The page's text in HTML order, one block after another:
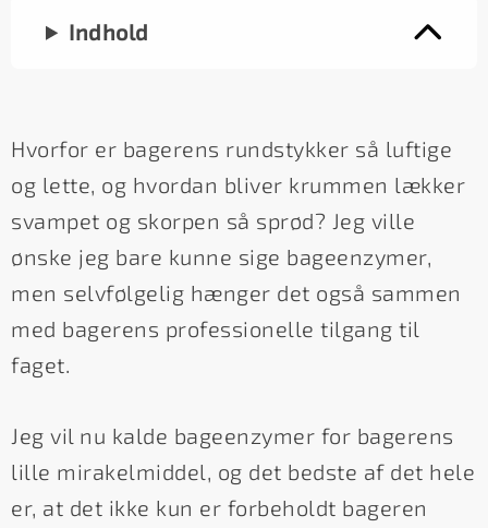
Indhold
Hvorfor er bagerens rundstykker så luftige
og lette, og hvordan bliver krummen lækker
svampet og skorpen så sprød? Jeg ville
ønske jeg bare kunne sige bageenzymer,
men selvfølgelig hænger det også sammen
med bagerens professionelle tilgang til
faget.
Jeg vil nu kalde bageenzymer for bagerens
lille mirakelmiddel, og det bedste af det hele
er, at det ikke kun er forbeholdt bageren